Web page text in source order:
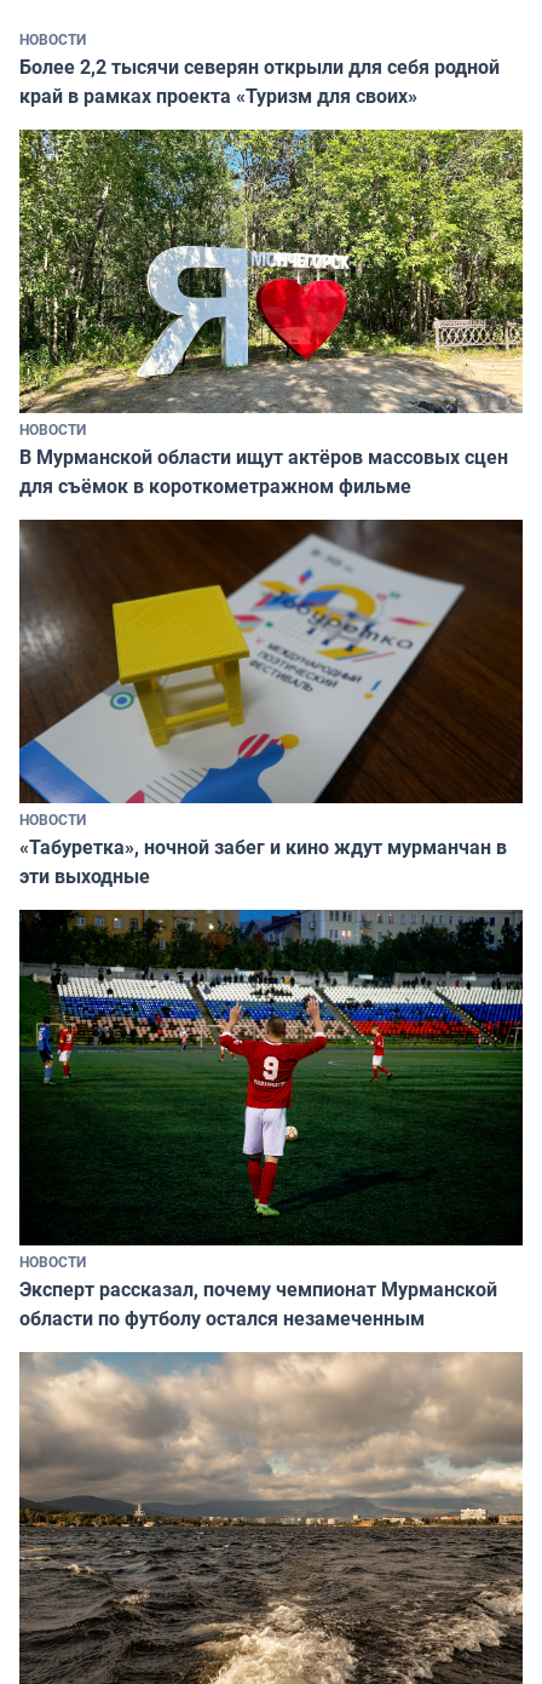
НОВОСТИ
Более 2,2 тысячи северян открыли для себя родной
край в рамках проекта «Туризм для своих»
НОВОСТИ
В Мурманской области ищут актёров массовых сцен
для съёмок в короткометражном фильме
НОВОСТИ
«Табуретка», ночной забег и кино ждут мурманчан в
эти выходные
НОВОСТИ
Эксперт рассказал, почему чемпионат Мурманской
области по футболу остался незамеченным